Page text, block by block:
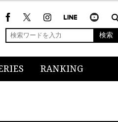
検索
RANKING